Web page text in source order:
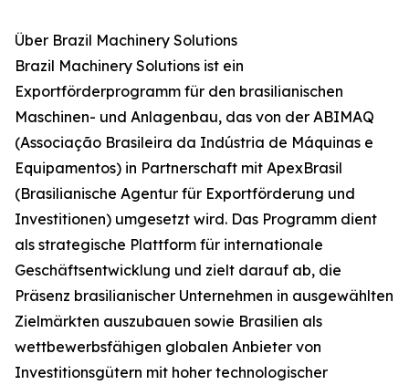
Über Brazil Machinery Solutions
Brazil Machinery Solutions ist ein
Exportförderprogramm für den brasilianischen
Maschinen- und Anlagenbau, das von der ABIMAQ
(Associação Brasileira da Indústria de Máquinas e
Equipamentos) in Partnerschaft mit ApexBrasil
(Brasilianische Agentur für Exportförderung und
Investitionen) umgesetzt wird. Das Programm dient
als strategische Plattform für internationale
Geschäftsentwicklung und zielt darauf ab, die
Präsenz brasilianischer Unternehmen in ausgewählten
Zielmärkten auszubauen sowie Brasilien als
wettbewerbsfähigen globalen Anbieter von
Investitionsgütern mit hoher technologischer